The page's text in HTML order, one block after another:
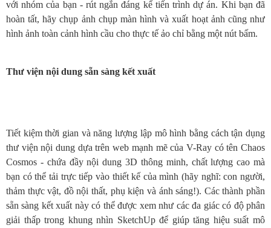
với nhóm của bạn - rút ngắn đáng kể tiến trình dự án. Khi bạn đã
hoàn tất, hãy chụp ảnh chụp màn hình và xuất hoạt ảnh cũng như
hình ảnh toàn cảnh hình cầu cho thực tế ảo chỉ bằng một nút bấm.
Thư viện nội dung sẵn sàng kết xuất
Tiết kiệm thời gian và năng lượng lập mô hình bằng cách tận dụng
thư viện nội dung dựa trên web mạnh mẽ của V-Ray có tên Chaos
Cosmos - chứa đầy nội dung 3D thông minh, chất lượng cao mà
bạn có thể tải trực tiếp vào thiết kế của mình (hãy nghĩ: con người,
thảm thực vật, đồ nội thất, phụ kiện và ánh sáng!). Các thành phần
sẵn sàng kết xuất này có thể được xem như các đa giác có độ phân
giải thấp trong khung nhìn SketchUp để giúp tăng hiệu suất mô